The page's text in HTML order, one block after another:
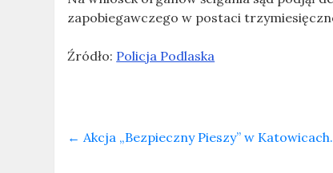
zapobiegawczego w postaci
Źródło: Policja Podlaska
← Akcja „Bezpieczny Pieszy” w